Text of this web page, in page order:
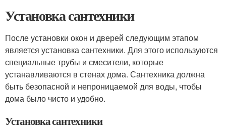
Установка сантехники
После установки окон и дверей следующим этапом
является установка сантехники. Для этого используются
специальные трубы и смесители, которые
устанавливаются в стенах дома. Сантехника должна
быть безопасной и непроницаемой для воды, чтобы
дома было чисто и удобно.
Установка сантехники